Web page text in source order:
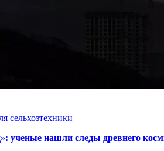
сельхозтехники
ученые нашли следы древнего